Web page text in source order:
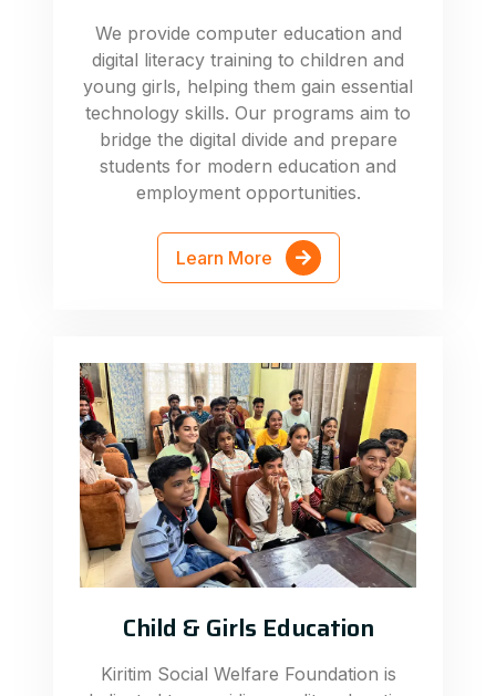
We provide computer education and
digital literacy training to children and
young girls, helping them gain essential
technology skills. Our programs aim to
bridge the digital divide and prepare
students for modern education and
employment opportunities.
Learn More
Child & Girls Education
Kiritim Social Welfare Foundation is